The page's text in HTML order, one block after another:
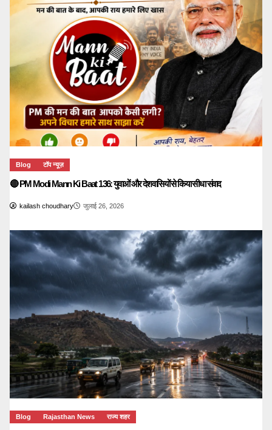
Blog टॉप न्यूज़
🔴 PM Modi Mann Ki Baat 136: युवाओं और देशवासियों से किया सीधा संवाद
kailash choudhary जुलाई 26, 2026
Blog Rajasthan News राज्य शहर